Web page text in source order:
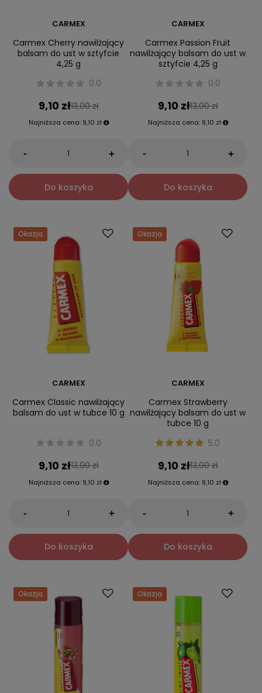
CARMEX
Carmex Cherry nawilżający
balsam do ust w sztyfcie
4,25 g
0.0
9,10 zł13,00 zł
Najniższa cena: 9,10 zł
- +
Do koszyka
CARMEX
Carmex Passion Fruit
nawilżający balsam do ust w
sztyfcie 4,25 g
0.0
9,10 zł13,00 zł
Najniższa cena: 9,10 zł
- +
Do koszyka
Okazja
CARMEX
Carmex Classic nawilżający
balsam do ust w tubce 10 g
0.0
9,10 zł13,00 zł
Najniższa cena: 9,10 zł
- +
Do koszyka
Okazja
CARMEX
Carmex Strawberry
nawilżający balsam do ust w
tubce 10 g
5.0
9,10 zł13,00 zł
Najniższa cena: 9,10 zł
- +
Do koszyka
Okazja Okazja